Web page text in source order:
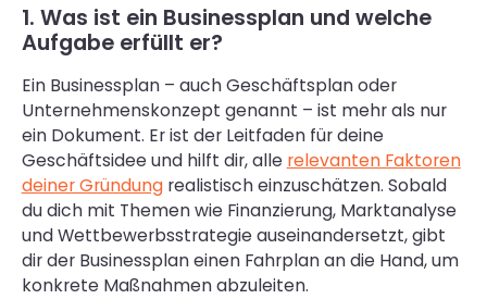
1. Was ist ein Businessplan und welche
Aufgabe erfüllt er?
Ein Businessplan – auch Geschäftsplan oder
Unternehmenskonzept genannt – ist mehr als nur
ein Dokument. Er ist der Leitfaden für deine
Geschäftsidee und hilft dir, alle relevanten Faktoren
deiner Gründungrealistisch einzuschätzen. Sobald
du dich mit Themen wie Finanzierung, Marktanalyse
und Wettbewerbsstrategie auseinandersetzt, gibt
dir der Businessplan einen Fahrplan an die Hand, um
konkrete Maßnahmen abzuleiten.